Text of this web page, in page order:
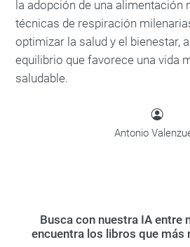
la adopción de una alimentación
técnicas de respiración
optimizar la salud y el bienestar,
equilibrio que favorece una vida
saludable.
Antonio
Busca con nuestra IA entre
encuentra los libros que más